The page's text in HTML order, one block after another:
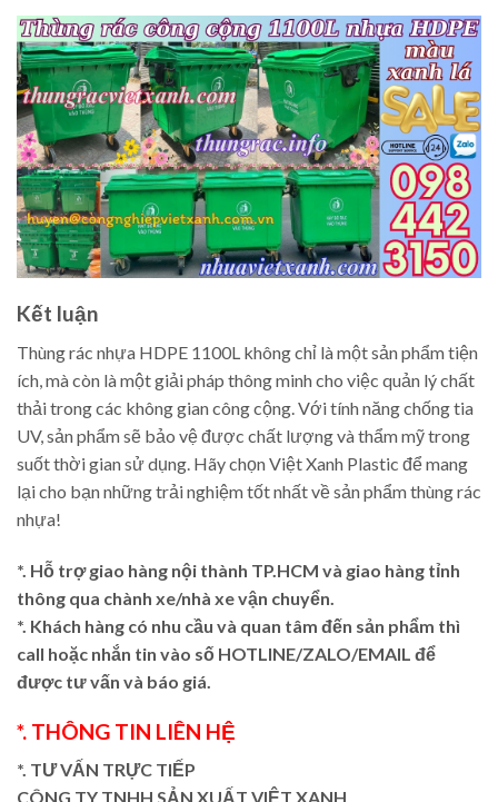
Kết luận
Thùng rác nhựa HDPE 1100L không chỉ là một sản phẩm tiện
ích, mà còn là một giải pháp thông minh cho việc quản lý chất
thải trong các không gian công cộng. Với tính năng chống tia
UV, sản phẩm sẽ bảo vệ được chất lượng và thẩm mỹ trong
suốt thời gian sử dụng. Hãy chọn Việt Xanh Plastic để mang
lại cho bạn những trải nghiệm tốt nhất về sản phẩm thùng rác
nhựa!
*. Hỗ trợ giao hàng nội thành TP.HCM và giao hàng tỉnh
thông qua chành xe/nhà xe vận chuyển.
*. Khách hàng có nhu cầu và quan tâm đến sản phẩm thì
call hoặc nhắn tin vào số HOTLINE/ZALO/EMAIL để
được tư vấn và báo giá.
*. THÔNG TIN LIÊN HỆ
*. TƯ VẤN TRỰC TIẾP
CÔNG TY TNHH SẢN XUẤT VIỆT XANH